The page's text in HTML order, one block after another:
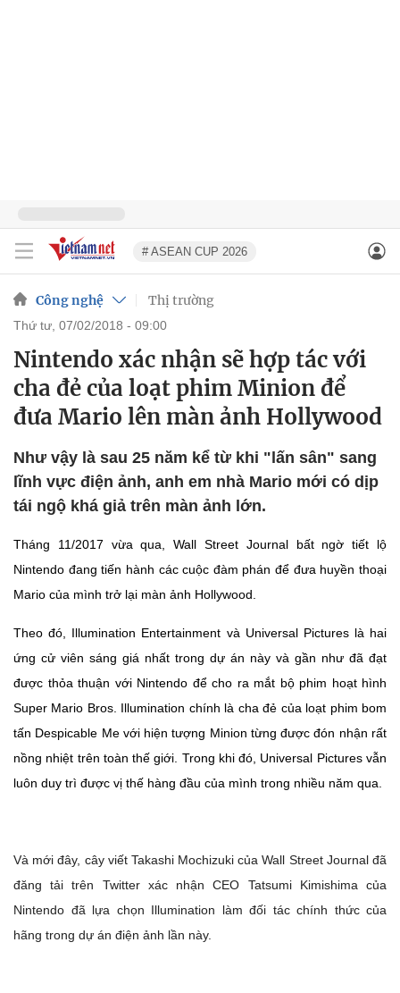
# ASEAN CUP 2026
Công nghệ Thị trường
thứ tư, 07/02/2018 - 09:00
Nintendo xác nhận sẽ hợp tác với
cha đẻ của loạt phim Minion để
đưa Mario lên màn ảnh Hollywood
Như vậy là sau 25 năm kể từ khi "lấn sân" sang
lĩnh vực điện ảnh, anh em nhà Mario mới có dịp
tái ngộ khá giả trên màn ảnh lớn.
Tháng 11/2017 vừa qua, Wall Street Journal bất ngờ tiết lộ
Nintendo đang tiến hành các cuộc đàm phán để đưa huyền thoại
Mario của mình trở lại màn ảnh Hollywood.
Theo đó, Illumination Entertainment và Universal Pictures là hai
ứng cử viên sáng giá nhất trong dự án này và gần như đã đạt
được thỏa thuận với Nintendo để cho ra mắt bộ phim hoạt hình
Super Mario Bros. Illumination chính là cha đẻ của loạt phim bom
tấn Despicable Me với hiện tượng Minion từng được đón nhận rất
nồng nhiệt trên toàn thế giới. Trong khi đó, Universal Pictures vẫn
luôn duy trì được vị thế hàng đầu của mình trong nhiều năm qua.
Và mới đây, cây viết Takashi Mochizuki của Wall Street Journal đã
đăng tải trên Twitter xác nhận CEO Tatsumi Kimishima của
Nintendo đã lựa chọn Illumination làm đối tác chính thức của
hãng trong dự án điện ảnh lần này.